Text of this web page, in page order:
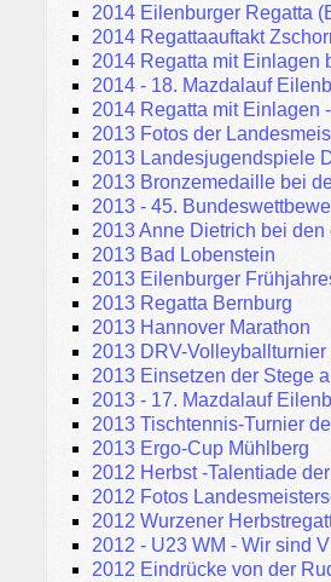
2014 Eilenburger Regatta
2014 Regattaauftakt
2014 Regatta mit Einlagen
2014 - 18. Mazdalauf
2014 Regatta mit Einlagen
2013 Fotos der
2013 Landesjugendspiele
2013 Bronzemedaille bei
2013 - 45.
2013 Anne Dietrich bei
2013 Bad Lobenstein
2013 Eilenburger
2013 Regatta Bernburg
2013 Hannover Marathon
2013 DRV-
2013 Einsetzen der Stege
2013 - 17. Mazdalauf
2013 Tischtennis-Turnier
2013 Ergo-Cup Mühlberg
2012 Herbst -Talentiade
2012 Fotos
2012 Wurzener
2012 - U23 WM - Wir sind
2012 Eindrücke von der